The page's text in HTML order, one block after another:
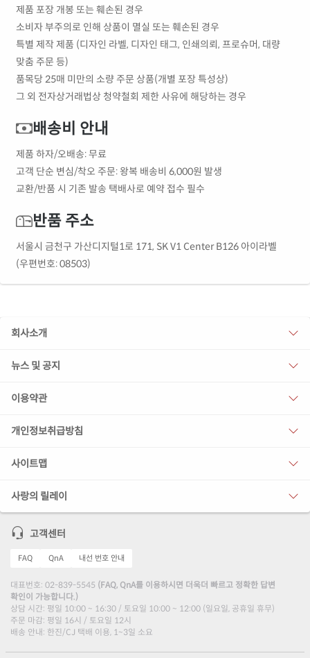
제품 포장 개봉 또는 훼손된 경우
소비자 부주의로 인해 상품이 멸실 또는 훼손된 경우
특별 제작 제품 (디자인 라벨, 디자인 태그, 인쇄의뢰, 프로슈머, 대량
맞춤 주문 등)
품목당 25매 미만의 소량 주문 상품(개별 포장 특성상)
그 외 전자상거래법상 청약철회 제한 사유에 해당하는 경우
배송비 안내
제품 하자/오배송: 무료
고객 단순 변심/착오 주문: 왕복 배송비 6,000원 발생
교환/반품 시 기존 발송 택배사로 예약 접수 필수
반품 주소
서울시 금천구 가산디지털1로 171, SK V1 Center B126 아이라벨
(우편번호: 08503)
회사소개
뉴스 및 공지
이용약관
개인정보취급방침
사이트맵
사랑의 릴레이
고객센터
FAQ QnA 내선 번호 안내
대표번호: 02-839-5545 (FAQ, QnA를 이용하시면 더욱더 빠르고 정확한 답변
확인이 가능합니다.)
상담 시간: 평일 10:00 ~ 16:30 / 토요일 10:00 ~ 12:00 (일요일, 공휴일 휴무)
주문 마감: 평일 16시 / 토요일 12시
배송 안내: 한진/CJ 택배 이용, 1~3일 소요